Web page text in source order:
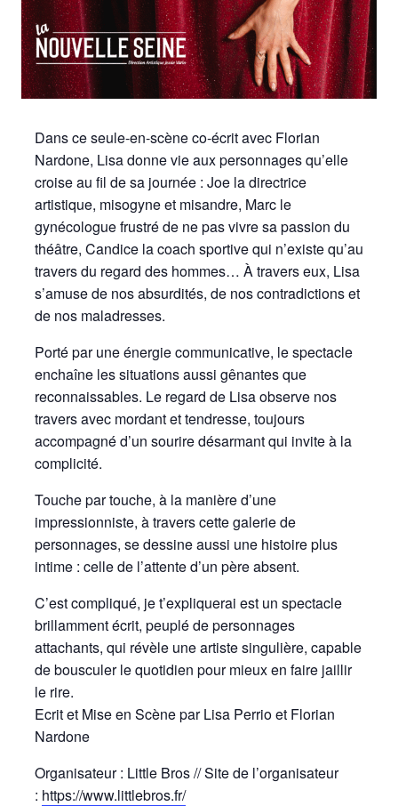
Dans ce seule-en-scène co-écrit avec Florian
Nardone, Lisa donne vie aux personnages qu’elle
croise au fil de sa journée : Joe la directrice
artistique, misogyne et misandre, Marc le
gynécologue frustré de ne pas vivre sa passion du
théâtre, Candice la coach sportive qui n’existe qu’au
travers du regard des hommes… À travers eux, Lisa
s’amuse de nos absurdités, de nos contradictions et
de nos maladresses.
Porté par une énergie communicative, le spectacle
enchaîne les situations aussi gênantes que
reconnaissables. Le regard de Lisa observe nos
travers avec mordant et tendresse, toujours
accompagné d’un sourire désarmant qui invite à la
complicité.
Touche par touche, à la manière d’une
impressionniste, à travers cette galerie de
personnages, se dessine aussi une histoire plus
intime : celle de l’attente d’un père absent.
C’est compliqué, je t’expliquerai est un spectacle
brillamment écrit, peuplé de personnages
attachants, qui révèle une artiste singulière, capable
de bousculer le quotidien pour mieux en faire jaillir
le rire.
Ecrit et Mise en Scène par Lisa Perrio et Florian
Nardone
Organisateur : Little Bros // Site de l’organisateur
: https://www.littlebros.fr/